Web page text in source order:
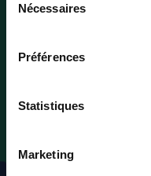
Nécessaires
Préférences
Statistiques
Marketing
Vous souhaitez
Découvrez ci-